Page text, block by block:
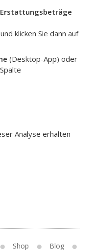
Erstattungsbeträge
klicken Sie dann auf
(Desktop-App) oder
Analyse erhalten
Shop Blog